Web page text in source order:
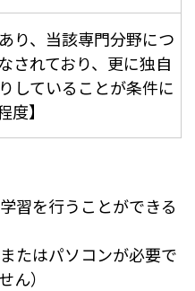
り、当該専門分野につ
されており、更に独自
していることが条件に
】
習を行うことができる
たはパソコンが必要で
ん）